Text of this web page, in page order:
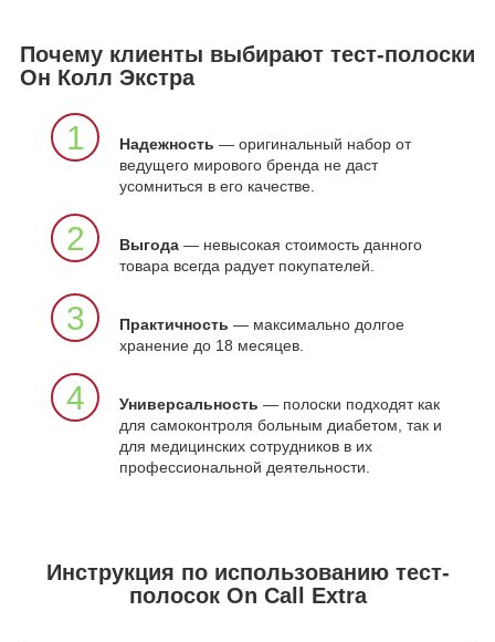
Почему клиенты выбирают тест-полоски
Он Колл Экстра
1 Надежность — оригинальный набор от
ведущего мирового бренда не даст
усомниться в его качестве.
2 Выгода — невысокая стоимость данного
товара всегда радует покупателей.
3 Практичность — максимально долгое
хранение до 18 месяцев.
4 Универсальность — полоски подходят как
для самоконтроля больным диабетом, так и
для медицинских сотрудников в их
профессиональной деятельности.
Инструкция по использованию тест-
полосок On Call Extra